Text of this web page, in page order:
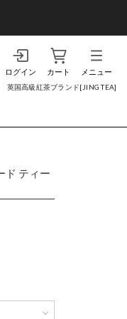
英国高級紅茶ブランド[JING TEA]
ログイン カート メニュー
ド ティー